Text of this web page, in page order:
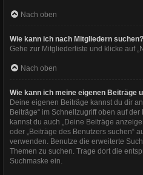
Nach oben
Wie kann ich nach Mitgliedern suchen?
Gehe zur Mitgliederliste und klicke auf
Nach oben
Wie kann ich meine eigenen Beiträge
Deine eigenen Beiträge kannst du dir
Beiträge“ im Schnellzugriff oben auf
kannst du auch „Deine Beiträge
oder „Beiträge des Benutzers suchen“
verwenden. Benutze die erweiterte
Themen zu suchen. Trage dort die
Suchmaske ein.